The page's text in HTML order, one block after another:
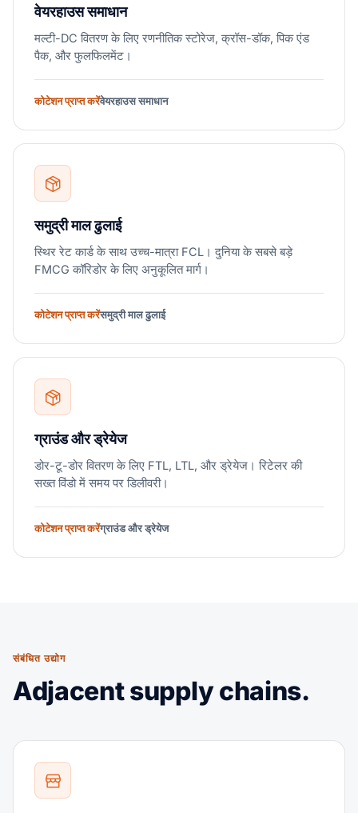
वेयरहाउस समाधान
मल्टी-DC वितरण के लिए रणनीतिक स्टोरेज, क्रॉस-डॉक, पिक एंड
पैक, और फुलफिलमेंट।
कोटेशन प्राप्त करेंवेयरहाउस समाधान
समुद्री माल ढुलाई
स्थिर रेट कार्ड के साथ उच्च-मात्रा FCL। दुनिया के सबसे बड़े
FMCG कॉरिडोर के लिए अनुकूलित मार्ग।
कोटेशन प्राप्त करेंसमुद्री माल ढुलाई
ग्राउंड और ड्रेयेज
डोर-टू-डोर वितरण के लिए FTL, LTL, और ड्रेयेज। रिटेलर की
सख्त विंडो में समय पर डिलीवरी।
कोटेशन प्राप्त करेंग्राउंड और ड्रेयेज
संबंधित उद्योग
Adjacent supply chains.